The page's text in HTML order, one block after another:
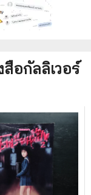
สือกัลลิเวอร์